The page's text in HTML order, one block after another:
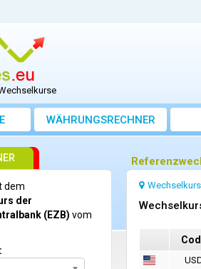
WÄHRUNGSRECHNER
dem
der
(EZB) vom